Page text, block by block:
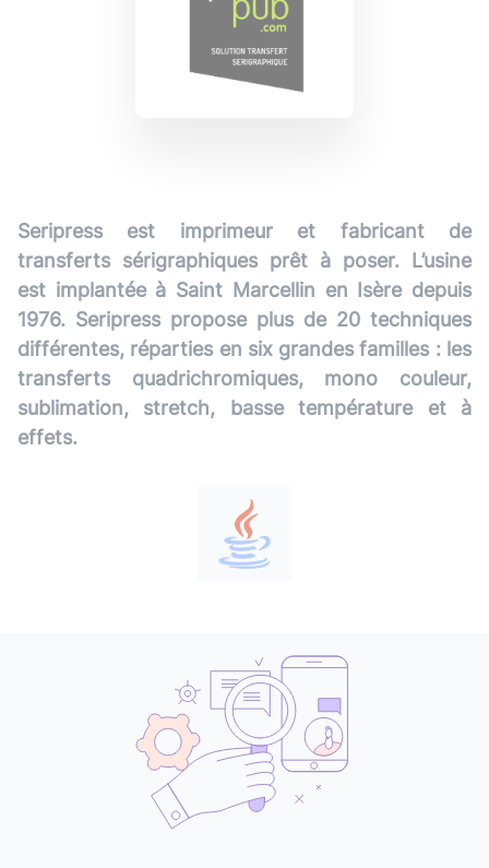
Seripress est imprimeur et fabricant de
transferts sérigraphiques prêt à poser. L’usine
est implantée à Saint Marcellin en Isère depuis
1976. Seripress propose plus de 20 techniques
différentes, réparties en six grandes familles : les
transferts quadrichromiques, mono couleur,
sublimation, stretch, basse température et à
effets.